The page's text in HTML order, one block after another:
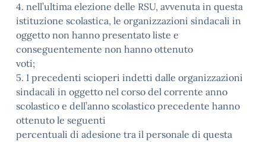
4. nell’ultima elezione delle RSU, avvenuta in questa
istituzione scolastica, le organizzazioni sindacali in
oggetto non hanno presentato liste e
conseguentemente non hanno ottenuto
voti;
5. I precedenti scioperi indetti dalle organizzazioni
sindacali in oggetto nel corso del corrente anno
scolastico e dell’anno scolastico precedente hanno
ottenuto le seguenti
percentuali di adesione tra il personale di questa